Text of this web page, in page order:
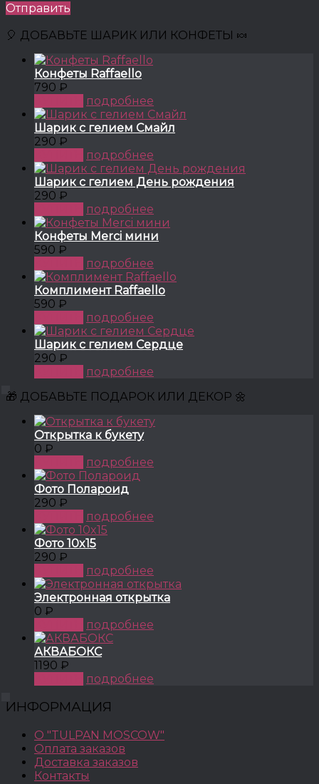
Отправить
🎈 ДОБАВЬТЕ ШАРИК ИЛИ КОНФЕТЫ 🍬
Конфеты Raffaello
790 ₽
подробнее
Шарик с гелием Смайл
290 ₽
подробнее
Шарик с гелием День рождения
290 ₽
подробнее
Конфеты Merci мини
590 ₽
подробнее
Комплимент Raffaello
590 ₽
подробнее
Шарик с гелием Сердце
290 ₽
подробнее
🎁 ДОБАВЬТЕ ПОДАРОК ИЛИ ДЕКОР 🌼
Открытка к букету
0 ₽
подробнее
Фото Полароид
290 ₽
подробнее
Фото 10x15
290 ₽
подробнее
Электронная открытка
0 ₽
подробнее
АКВАБОКС
1190 ₽
подробнее
ИНФОРМАЦИЯ
О "TULPAN MOSCOW"
Оплата заказов
Доставка заказов
Контакты